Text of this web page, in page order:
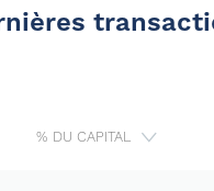
% DU CAPITAL